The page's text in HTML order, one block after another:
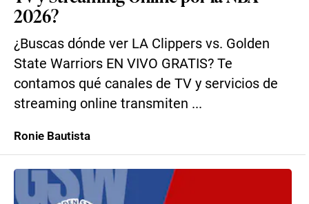
2026?
¿Buscas dónde ver LA Clippers vs. Golden
State Warriors EN VIVO GRATIS? Te
contamos qué canales de TV y servicios de
streaming online transmiten ...
Ronie Bautista